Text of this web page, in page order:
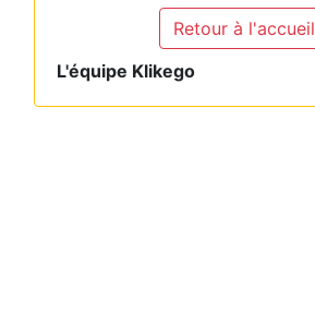
Retour à l'accueil
L'équipe Klikego